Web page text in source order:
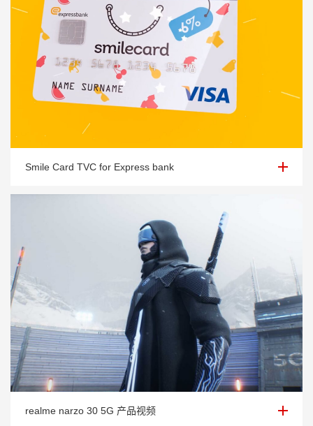
Smile Card TVC for Express bank
Smile Card TVC for Express bank
realme narzo 30 5G 产品视频
realme narzo 30 5G 产品视频